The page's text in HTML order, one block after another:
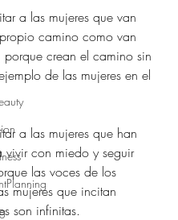
a las mujeres que van
camino como van
crean el camino sin
de las mujeres en el
a las mujeres que han
vivir con miedo y seguir
las voces de los
mujeres que incitan
son infinitas.